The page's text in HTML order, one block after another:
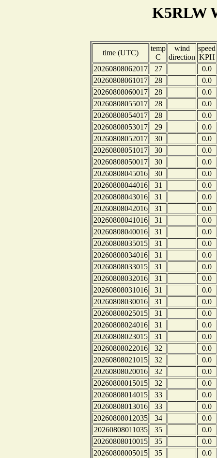
K5RLW
time (UTC)
temp
C
wind
direction
speed
KPH
20260808062017
27
0.0
20260808061017
28
0.0
20260808060017
28
0.0
20260808055017
28
0.0
20260808054017
28
0.0
20260808053017
29
0.0
20260808052017
30
0.0
20260808051017
30
0.0
20260808050017
30
0.0
20260808045016
30
0.0
20260808044016
31
0.0
20260808043016
31
0.0
20260808042016
31
0.0
20260808041016
31
0.0
20260808040016
31
0.0
20260808035015
31
0.0
20260808034016
31
0.0
20260808033015
31
0.0
20260808032016
31
0.0
20260808031016
31
0.0
20260808030016
31
0.0
20260808025015
31
0.0
20260808024016
31
0.0
20260808023015
31
0.0
20260808022016
32
0.0
20260808021015
32
0.0
20260808020016
32
0.0
20260808015015
32
0.0
20260808014015
33
0.0
20260808013016
33
0.0
20260808012035
34
0.0
20260808011035
35
0.0
20260808010015
35
0.0
20260808005015
35
0.0